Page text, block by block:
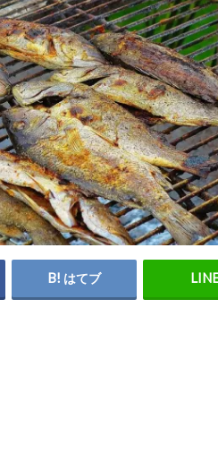
はてブ